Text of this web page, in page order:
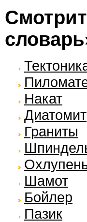
Накат
Диатомит
Граниты
Шамот
Бойлер
Пазик